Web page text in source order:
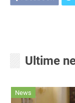
Ultime
News